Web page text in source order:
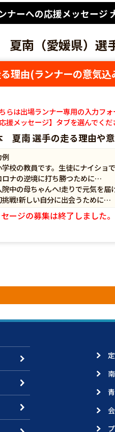
ーへの応援メッセージ
南（愛媛県）選
理由(ランナーの意気込
らは出場ランナー専用の入力フ
援メッセージ】タブを選んでくだ
夏南 選手の走る理由や
例
学校の教員です。生徒にナイショ
ロナの逆境に打ち勝つために…
院中の母ちゃんへ!走りで元気を
挑戦!新しい自分に出会うために…
ージの募集は終了しました。